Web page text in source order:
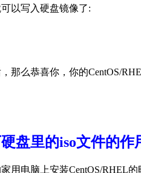
以写入硬盘镜像了:
那么恭喜你，你的CentOS/
盘里的iso文件的作
用电脑上安装CentOS/RHEL